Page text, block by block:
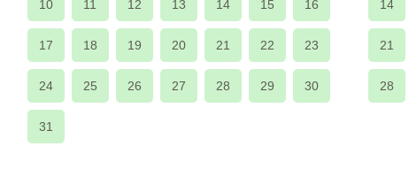
10 11 12 13 14 15 16
17 18 19 20 21 22 23
24 25 26 27 28 29 30
31
14
21
28